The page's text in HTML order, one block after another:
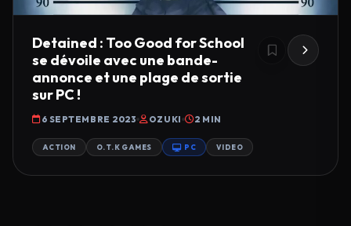
Detained : Too Good for School
se dévoile avec une bande-
annonce et une plage de sortie
sur PC !
6 SEPTEMBRE 2023 OZUKI 2 MIN
ACTION O.T.K GAMES PC VIDEO